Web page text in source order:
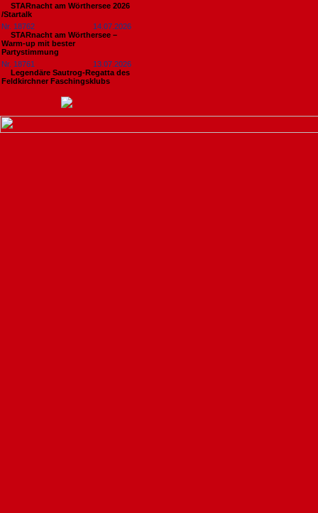
STARnacht am Wörthersee 2026
/Startalk
Nr. 18762
14.07.2026
STARnacht am Wörthersee –
Warm-up mit bester
Partystimmung
Nr. 18761
13.07.2026
Legendäre Sautrog-Regatta des
Feldkirchner Faschingsklubs